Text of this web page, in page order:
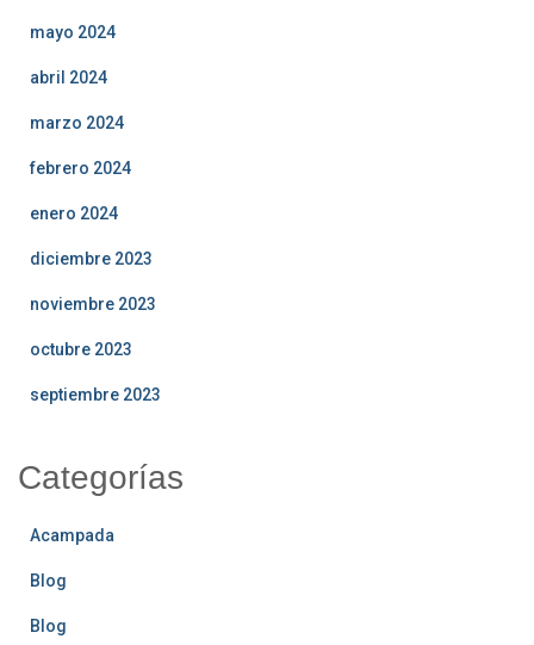
mayo 2024
abril 2024
marzo 2024
febrero 2024
enero 2024
diciembre 2023
noviembre 2023
octubre 2023
septiembre 2023
Categorías
Acampada
Blog
Blog